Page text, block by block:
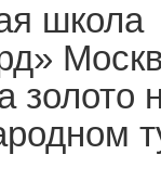
школа
золото